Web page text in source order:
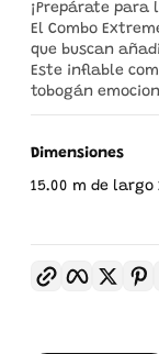
¡Prepárate para
El Combo
que buscan
Este inflable
tobogán
Dimensiones
15.00 m de largo
Facebook